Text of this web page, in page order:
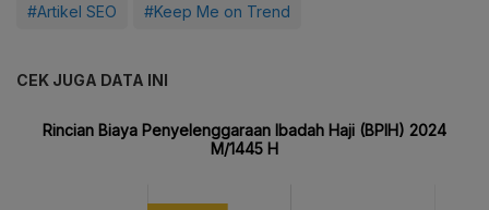
#Artikel SEO #Keep Me on Trend
CEK JUGA DATA INI